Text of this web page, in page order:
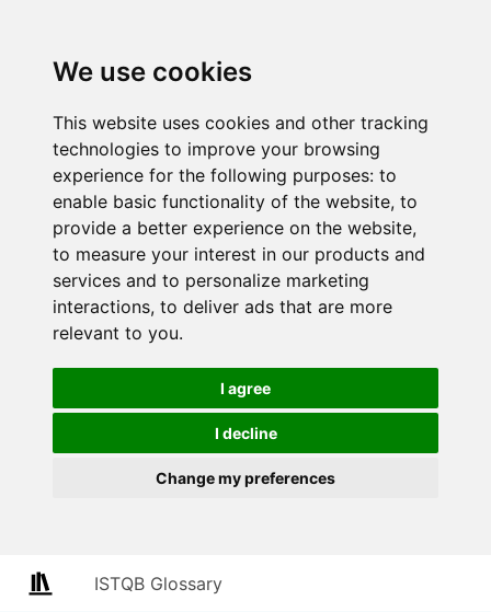
We use cookies
This website uses cookies and other tracking
technologies to improve your browsing
experience for the following purposes: to
enable basic functionality of the website, to
provide a better experience on the website,
to measure your interest in our products and
services and to personalize marketing
interactions, to deliver ads that are more
relevant to you.
I agree
I decline
Change my preferences
ISTQB Glossary